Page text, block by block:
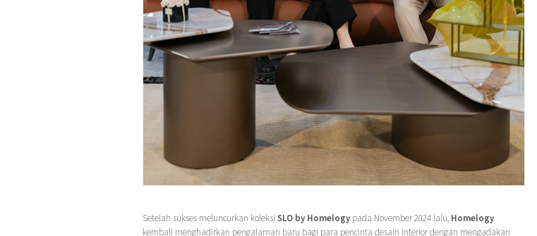
Setelah sukses meluncurkan koleksi SLO by Homelogy pada November 2024 lalu, Homelogy
kembali menghadirkan pengalaman baru bagi para pencinta desain interior dengan mengadakan